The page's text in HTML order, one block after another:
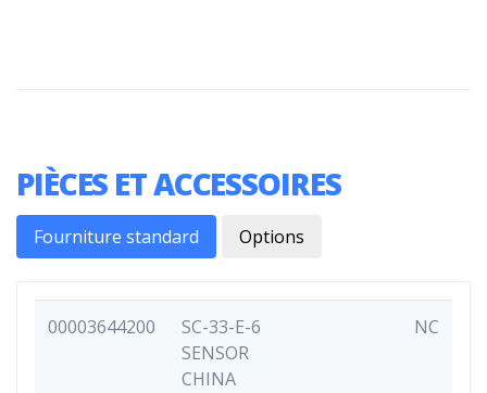
PIÈCES ET ACCESSOIRES
Fourniture standard Options
00003644200
SC-33-E-6
SENSOR
CHINA
NC